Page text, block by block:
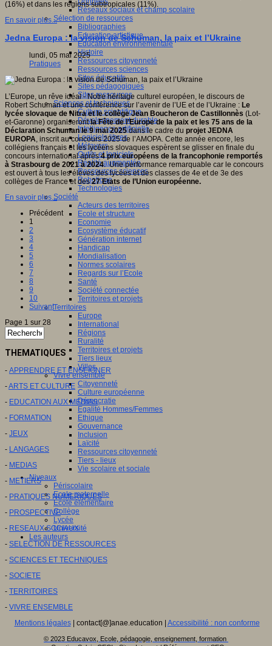
Réseaux sociaux et champ scolaire
Sélection de ressources
Bibliographies
Education artistique
Education environnementale
Histoire
Ressources citoyenneté
Ressources sciences
Sites éducatifs
Sites pédagogiques
Sites ressources
Sciences et techniques
Culture scientifique
Développement durable
Intelligence artificielle
Logiciels libres
Métavers
Outils et logiciels
Réalité augmentée
Ressources sciences
Robotique
Technologies
Société
Acteurs des territoires
Ecole et structure
Economie
Ecosystème éducatif
Génération internet
Handicap
Mondialisation
Normes scolaires
Regards sur l’Ecole
Santé
Société connectée
Territoires et projets
Territoires
Europe
International
Régions
Ruralité
Territoires et projets
Tiers lieux
Villes
Vivre ensemble
Citoyenneté
Culture européenne
Démocratie
Egalité Hommes/Femmes
Ethique
Gouvernance
Inclusion
Laïcité
Ressources citoyenneté
Tiers - lieux
Vie scolaire et sociale
Niveaux
Périscolaire
Ecole maternelle
Ecole élémentaire
Collège
Lycée
Université
Les auteurs
(16%) et dans les régions subtropicales (11%).
En savoir plus...
Jedna Europa : la vision de Schuman, la paix et l’Ukraine
lundi, 05 mai 2025
Pratiques
L’Europe, un rêve idéal - Notre héritage culturel européen, le discours de
Robert Schuman et une conférence sur l’avenir de l’UE et de l’Ukraine : Le
lycée slovaque de Nitra et le collège Jean Boucheron de Castillonnès (Lot-
et-Garonne) organiserontla Fête de l’Europe de la paix et les 75 ans de la
Déclaration Schuman le 9 mai 2025dans le cadre du projet JEDNA
EUROPA, inscrit au concours 2025 de l’AMOPA. Cette année encore, les
collégiens français et les lycéens slovaques espèrent se glisser en finale du
concours international après4 prix européens de la francophonie remportés
à Strasbourg de 2021 à 2024. Une performance remarquable car le concours
est ouvert à tous les élèves des lycées et des classes de 4e et de 3e des
collèges de France et des27 Etats de l’Union européenne.
En savoir plus...
Précédent
1
2
3
4
5
6
7
8
9
10
Suivant
Page 1 sur 28
THEMATIQUES
- APPRENDRE ET ENSEIGNER
-ARTS ET CULTURE
- EDUCATION AUX MEDIAS
- FORMATION
- JEUX
- LANGAGES
- MEDIAS
- METIERS
- PRATIQUES NUMERIQUES
- PROSPECTIVE
- RESEAUX SOCIAUX
- SELECTION DE RESSOURCES
- SCIENCES ET TECHNIQUES
- SOCIETE
- TERRITOIRES
- VIVRE ENSEMBLE
Mentions légales| contact[@]anae.education | Accessibilité : non conforme
© 2023 Educavox, Ecole, pédagogie, enseignement, formation